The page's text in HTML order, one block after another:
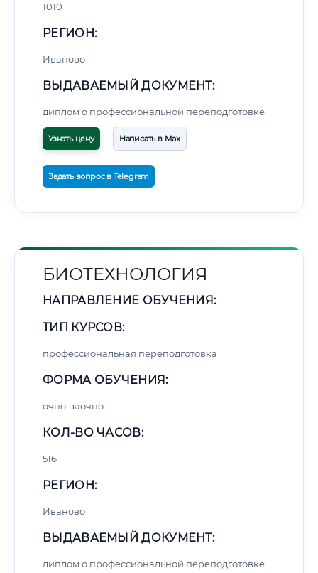
• Маршрут транзита:~2 575 км
• Экспресс-доставка СДЭК / Почтой:
4–6 рабочих дней
📜 Документы и аккредитация
1010
РЕГИОН:
Иваново
ВЫДАВАЕМЫЙ ДОКУМЕНТ:
диплом о профессиональной переподготовке
Узнать цену Написать в Max
Задать вопрос в Telegram
БИОТЕХНОЛОГИЯ
НАПРАВЛЕНИЕ ОБУЧЕНИЯ:
ТИП КУРСОВ:
профессиональная переподготовка
ФОРМА ОБУЧЕНИЯ:
очно-заочно
КОЛ-ВО ЧАСОВ:
516
РЕГИОН:
Иваново
ВЫДАВАЕМЫЙ ДОКУМЕНТ:
диплом о профессиональной переподготовке